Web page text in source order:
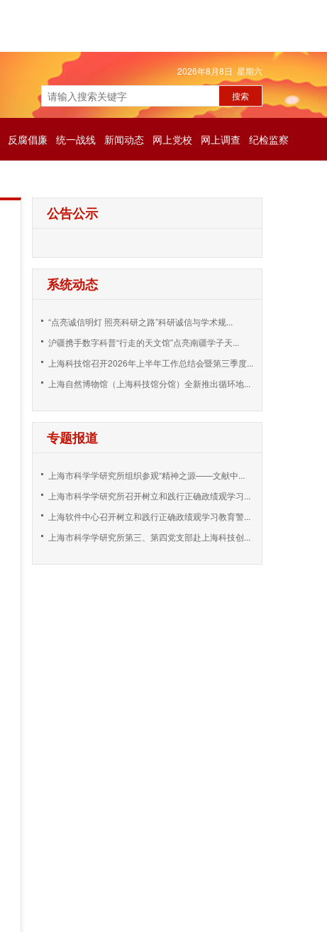
2026年8月8日 星期六
反腐倡廉 统一战线 新闻动态 网上党校 网上调查 纪检监察
公告公示
系统动态
“点亮诚信明灯 照亮科研之路”科研诚信与学术规...
沪疆携手数字科普“行走的天文馆”点亮南疆学子天...
上海科技馆召开2026年上半年工作总结会暨第三季度...
上海自然博物馆（上海科技馆分馆）全新推出循环地...
专题报道
上海市科学学研究所组织参观“精神之源——文献中...
上海市科学学研究所召开树立和践行正确政绩观学习...
上海软件中心召开树立和践行正确政绩观学习教育警...
上海市科学学研究所第三、第四党支部赴上海科技创...